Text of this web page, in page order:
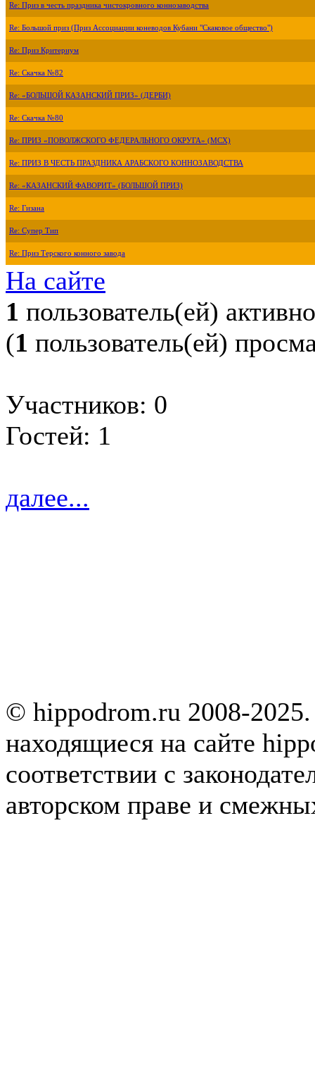
Re: Приз в честь праздника чистокровного коннозаводства
Re: Большой приз (Приз Ассоциации коневодов Кубани "Скаковое общество")
Re: Приз Критериум
Re: Скачка №82
Re: «БОЛЬШОЙ КАЗАНСКИЙ ПРИЗ» (ДЕРБИ)
Re: Скачка №80
Re: ПРИЗ «ПОВОЛЖСКОГО ФЕДЕРАЛЬНОГО ОКРУГА» (МСХ)
Re: ПРИЗ В ЧЕСТЬ ПРАЗДНИКА АРАБСКОГО КОННОЗАВОДСТВА
Re: «КАЗАНСКИЙ ФАВОРИТ» (БОЛЬШОЙ ПРИЗ)
Re: Гизана
Re: Супер Тип
Re: Приз Терского конного завода
На сайте
1 пользователь(ей) активно
(1 пользователь(ей)
Участников: 0
Гостей: 1
далее...
© hippodrom.ru 2008-
находящиеся на сайте
соответствии с
авторском праве и